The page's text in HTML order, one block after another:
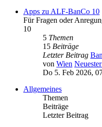
Apps zu ALF-BanCo 10
Für Fragen oder
10
5 Themen
15 Beiträge
Letzter Beitrag
von Wien
Do 5. Feb 2026,
Allgemeines
Themen
Beiträge
Letzter Beitrag